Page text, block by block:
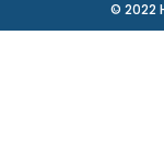
© 2022